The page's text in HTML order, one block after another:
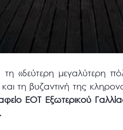
τη «δεύτερη μεγαλύτερη
τη βυζαντινή της
ΕΟΤ Εξωτερικού